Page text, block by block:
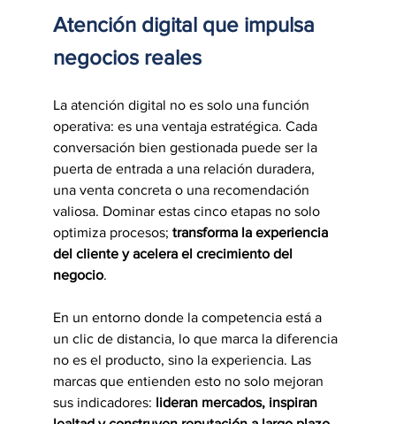
Atención digital que impulsa
negocios reales
La atención digital no es solo una función
operativa: es una ventaja estratégica. Cada
conversación bien gestionada puede ser la
puerta de entrada a una relación duradera,
una venta concreta o una recomendación
valiosa. Dominar estas cinco etapas no solo
optimiza procesos; transforma la experiencia
del cliente y acelera el crecimiento del
negocio.
En un entorno donde la competencia está a
un clic de distancia, lo que marca la diferencia
no es el producto, sino la experiencia. Las
marcas que entienden esto no solo mejoran
sus indicadores: lideran mercados, inspiran